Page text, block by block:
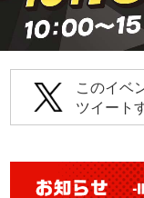
このイベ
ツイート